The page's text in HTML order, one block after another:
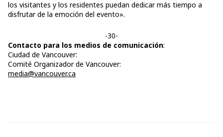
los visitantes y los residentes puedan dedicar más tiempo a
disfrutar de la emoción del evento».
-30-
Contacto para los medios de comunicación:
Ciudad de Vancouver:
Comité Organizador de Vancouver:
media@vancouver.ca